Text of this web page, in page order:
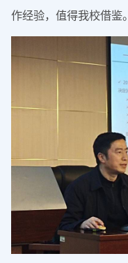
作经验，值得我校借鉴。